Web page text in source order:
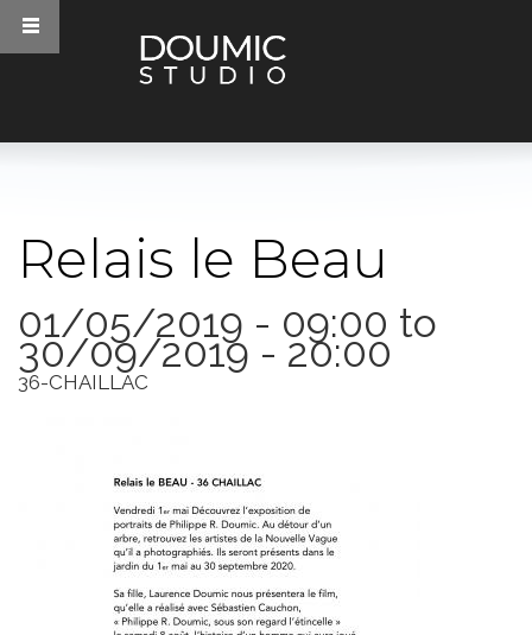
Aller au contenu principal
Vous êtes ici
Relais le Beau
01/05/2019 - 09:00 to
30/09/2019 - 20:00
36-CHAILLAC